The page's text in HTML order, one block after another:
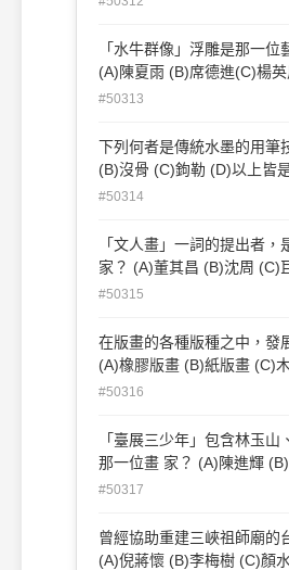
「水牛群像」浮雕是那一位
(A)陳夏雨 (B)席德進(C)楊
#50313
下列何者是傳統水墨的用筆技法？
(B)沒骨 (C)鉤勒 (D)以上皆
#50314
「文人畫」一詞的提出者，
家？ (A)
#50315
在版畫的各種版種之中，發
(A)橡膠版畫 (B)紙版畫 (C)木版畫 (D)金屬
版畫。
#50316
「臺展三少年」包含林玉山
那一位畫 家？ (A)陳進輝 (B)李石樵 (C)陳
澄波 (D)郭雪湖。
#50317
曾經協助重建三峽祖師廟的
(A)倪蔣懷 (B)李梅樹 (C)顏水龍 (D)陳植